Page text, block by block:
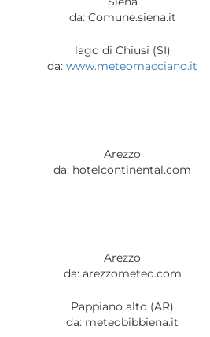
da: Comune.siena.it
lago di Chiusi (SI)
da: www.meteomacciano.it
Arezzo
da: hotelcontinental.com
Arezzo
da: arezzometeo.com
Pappiano alto (AR)
da: meteobibbiena.it